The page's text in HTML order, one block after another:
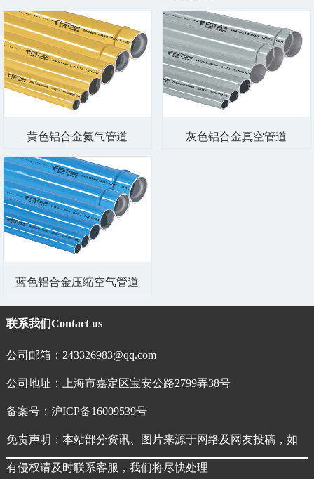
黄色铝合金氮气管道 灰色铝合金真空管道
蓝色铝合金压缩空气管道
联系我们Contact us
公司邮箱：243326983@qq.com
公司地址：上海市嘉定区宝安公路2799弄38号
备案号： 沪ICP备16009539号
免责声明：本站部分资讯、图片来源于网络及网友投稿，如
有侵权请及时联系客服，我们将尽快处理